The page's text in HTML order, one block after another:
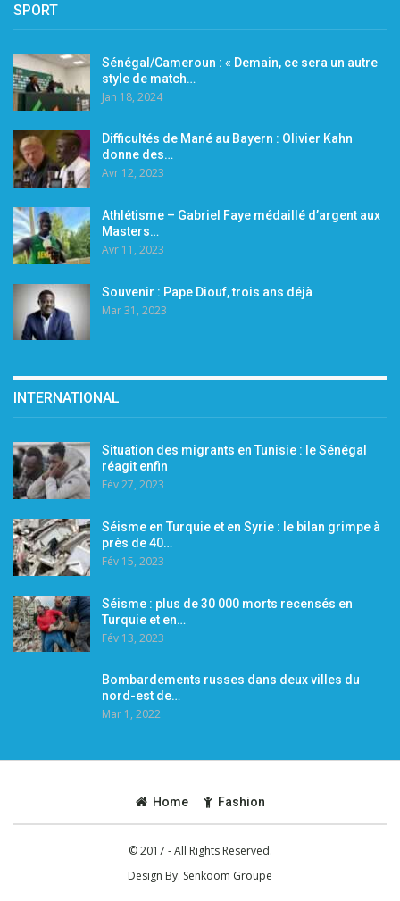
SPORT
Sénégal/Cameroun : « Demain, ce sera un autre
style de match…
Jan 18, 2024
Difficultés de Mané au Bayern : Olivier Kahn
donne des…
Avr 12, 2023
Athlétisme – Gabriel Faye médaillé d’argent aux
Masters…
Avr 11, 2023
Souvenir : Pape Diouf, trois ans déjà
Mar 31, 2023
INTERNATIONAL
Situation des migrants en Tunisie : le Sénégal
réagit enfin
Fév 27, 2023
Séisme en Turquie et en Syrie : le bilan grimpe à
près de 40…
Fév 15, 2023
Séisme : plus de 30 000 morts recensés en
Turquie et en…
Fév 13, 2023
Bombardements russes dans deux villes du
nord-est de…
Mar 1, 2022
Home Fashion
© 2017 - All Rights Reserved.
Design By: Senkoom Groupe